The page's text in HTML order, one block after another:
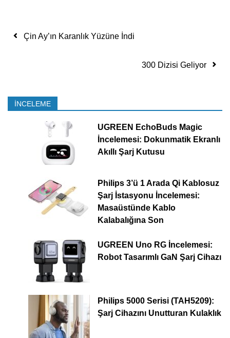
Yazı dolaşımı
Çin Ay’ın Karanlık Yüzüne İndi
300 Dizisi Geliyor
İNCELEME
UGREEN EchoBuds Magic
İncelemesi: Dokunmatik Ekranlı
Akıllı Şarj Kutusu
Philips 3’ü 1 Arada Qi Kablosuz
Şarj İstasyonu İncelemesi:
Masaüstünde Kablo
Kalabalığına Son
UGREEN Uno RG İncelemesi:
Robot Tasarımlı GaN Şarj Cihazı
Philips 5000 Serisi (TAH5209):
Şarj Cihazını Unutturan Kulaklık